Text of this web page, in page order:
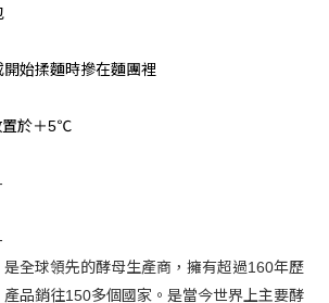
始揉麵時摻在麵團裡
於＋5℃
全球領先的酵母生產商，擁有超過160年歷
產品銷往150多個國家。是當今世界上主要酵